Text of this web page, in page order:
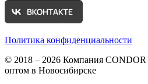
Политика конфиденциальности
© 2018 – 2026 Компания
оптом в Новосибирске